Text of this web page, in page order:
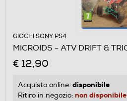
GIOCHI SONY PS4
€ 12,90
Acquisto online: disponibile
Ritiro in negozio: non disponibile